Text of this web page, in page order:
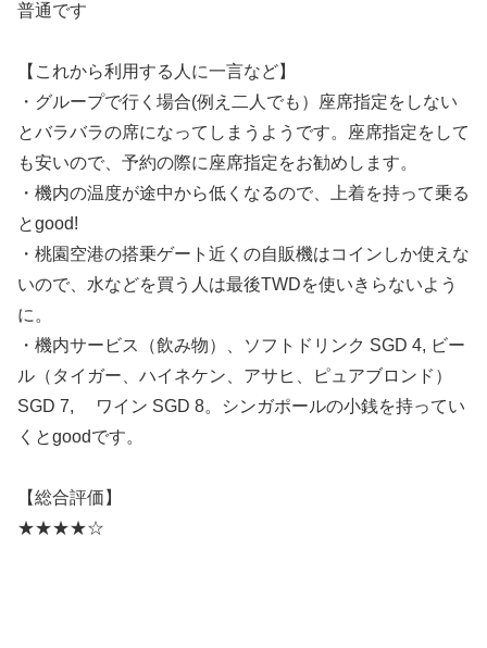
普通です
【これから利用する人に一言など】
・グループで行く場合(例え二人でも）座席指定をしない
とバラバラの席になってしまうようです。座席指定をして
も安いので、予約の際に座席指定をお勧めします。
・機内の温度が途中から低くなるので、上着を持って乗る
とgood!
・桃園空港の搭乗ゲート近くの自販機はコインしか使えな
いので、水などを買う人は最後TWDを使いきらないよう
に。
・機内サービス（飲み物）、ソフトドリンク SGD 4, ビー
ル（タイガー、ハイネケン、アサヒ、ピュアブロンド）
SGD 7, ワイン SGD 8。シンガポールの小銭を持ってい
くとgoodです。
【総合評価】
★★★★☆